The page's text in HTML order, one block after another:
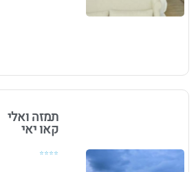
תמזה ואלי
קאו יאי
⭐⭐⭐⭐